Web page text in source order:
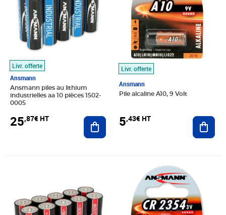
Livr. offerte
Ansmann
Ansmann piles au lithium
industrielles aa 10 pièces 1502-
0005
25,87€ HT Ajouter au panier
Livr. offerte
Ansmann
Pile alcaline A10, 9 Volt
5,43€ HT
Prix 5,83€ HT